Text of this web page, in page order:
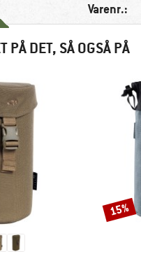
Varenr.:
PÅ DET, SÅ OGSÅ PÅ
Rabat
15%